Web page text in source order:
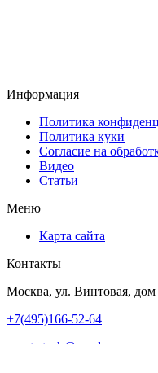
Информация
Политика
Политика куки
Согласие на
Видео
Статьи
Меню
Карта сайта
Контакты
Москва, ул. Винтовая, дом
+7(495)166-52-64
vorota.tech@yandex.ru